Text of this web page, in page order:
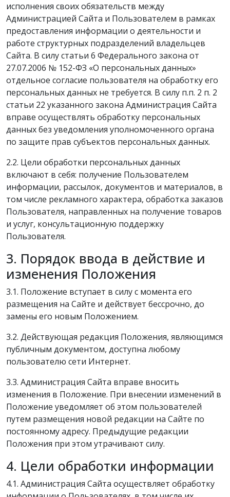
исполнения своих обязательств между
Администрацией Сайта и Пользователем в рамках
предоставления информации о деятельности и
работе структурных подразделений владельцев
Сайта. В силу статьи 6 Федерального закона от
27.07.2006 № 152-ФЗ «О персональных данных»
отдельное согласие пользователя на обработку его
персональных данных не требуется. В силу п.п. 2 п. 2
статьи 22 указанного закона Администрация Сайта
вправе осуществлять обработку персональных
данных без уведомления уполномоченного органа
по защите прав субъектов персональных данных.
2.2. Цели обработки персональных данных
включают в себя: получение Пользователем
информации, рассылок, документов и материалов, в
том числе рекламного характера, обработка заказов
Пользователя, направленных на получение товаров
и услуг, консультационную поддержку
Пользователя.
3. Порядок ввода в действие и
изменения Положения
3.1. Положение вступает в силу с момента его
размещения на Сайте и действует бессрочно, до
замены его новым Положением.
3.2. Действующая редакция Положения, являющимся
публичным документом, доступна любому
пользователю сети Интернет.
3.3. Администрация Сайта вправе вносить
изменения в Положение. При внесении изменений в
Положение уведомляет об этом пользователей
путем размещения новой редакции на Сайте по
постоянному адресу. Предыдущие редакции
Положения при этом утрачивают силу.
4. Цели обработки информации
4.1. Администрация Сайта осуществляет обработку